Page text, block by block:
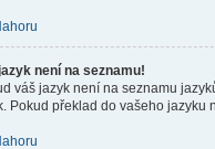
není na seznamu!
váš jazyk není na seznamu
Pokud překlad do vašeho jazyku